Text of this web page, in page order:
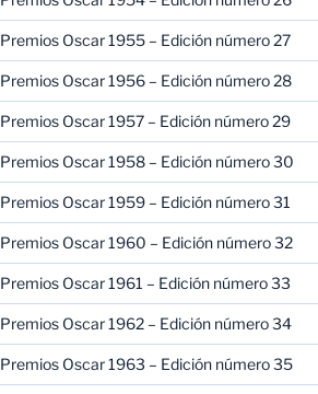
Premios Oscar 1955 – Edición número 27
Premios Oscar 1956 – Edición número 28
Premios Oscar 1957 – Edición número 29
Premios Oscar 1958 – Edición número 30
Premios Oscar 1959 – Edición número 31
Premios Oscar 1960 – Edición número 32
Premios Oscar 1961 – Edición número 33
Premios Oscar 1962 – Edición número 34
Premios Oscar 1963 – Edición número 35